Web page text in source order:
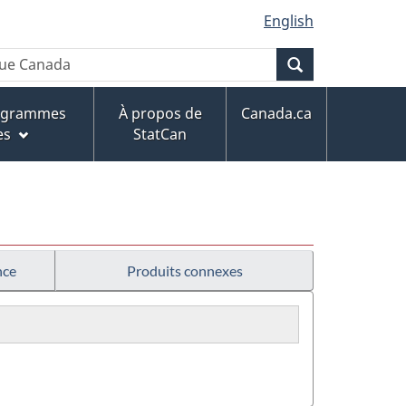
English
À propos de
StatCan
Canada.ca
Produits connexes